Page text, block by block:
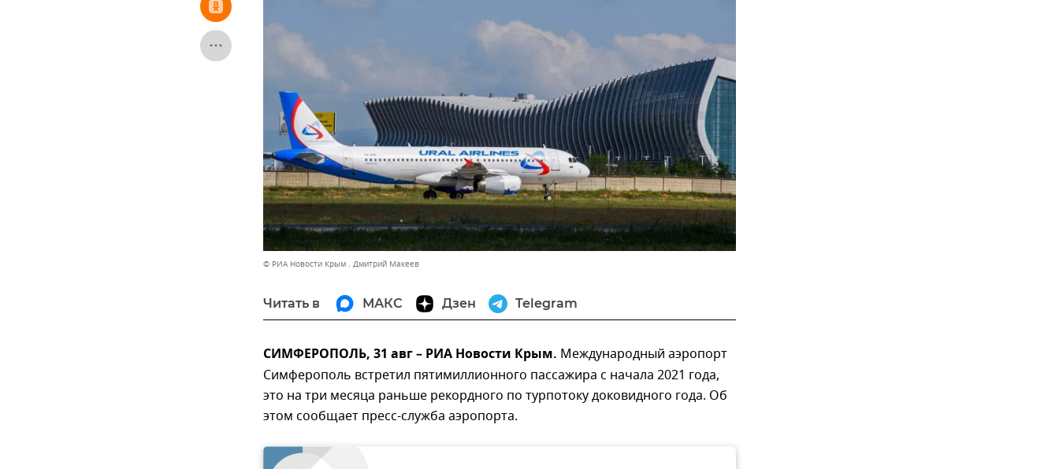
© РИА Новости Крым . Дмитрий Макеев
Читать в МАКС Дзен Telegram
СИМФЕРОПОЛЬ, 31 авг – РИА Новости Крым. Международный аэропорт
Симферополь встретил пятимиллионного пассажира с начала 2021 года,
это на три месяца раньше рекордного по турпотоку доковидного года. Об
этом сообщает пресс-служба аэропорта.